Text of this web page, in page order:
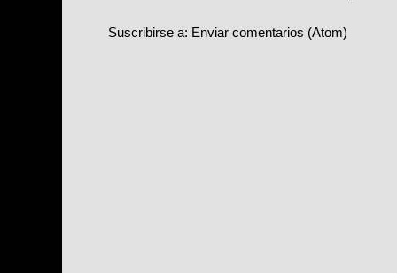
Suscribirse a: Enviar comentarios (Atom)